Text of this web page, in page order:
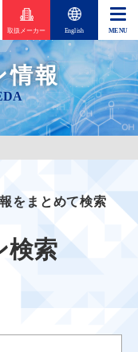
取扱メーカー English
情報
をまとめて検索
検索